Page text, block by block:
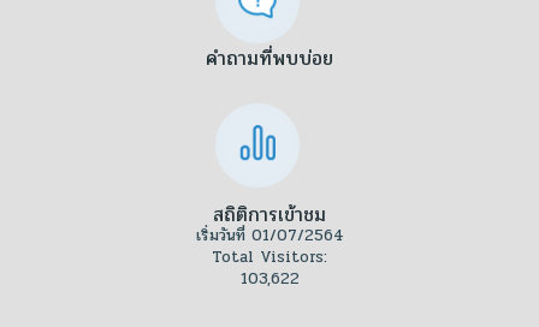
คำถามที่พบบ่อย
สถิติการเข้าชม
เริ่มวันที่ 01/07/2564
Total Visitors:
103,622